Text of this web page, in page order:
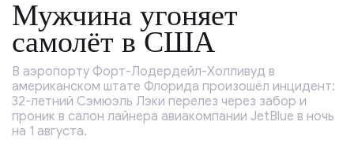
Мужчина угоняет
самолёт в США
В аэропорту Форт-Лодердейл-Холливуд в
американском штате Флорида произошёл инцидент:
32-летний Сэмюэль Лэки перелез через забор и
проник в салон лайнера авиакомпании JetBlue в ночь
на 1 августа.